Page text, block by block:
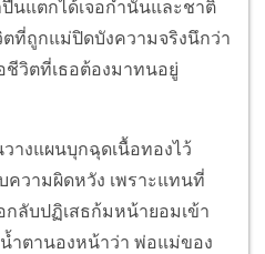
นแตกได้เจอกำนันและชาติ
ตที่ถูกแม่ปิดบังความจริงนึกว่า
วิตที่เธอต้องมาทนอยู่
งแผนบุกฉุดเนื้อทองไว้
ความผิดหวัง เพราะแทนที่
กลับปฏิเสธก้มหน้ายอมเข้า
ำตานองหน้าว่า พ่อแม่ของ